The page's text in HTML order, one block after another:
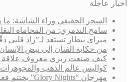
أخبار عاجلة
السحر الحقيقي وراء الشاشة: ما
سامح التدمري: من المحاماة
ميراي بيطار تستعد لـ”زاد
من حكاية الفنان إلى نبض
كيف صنعت زيزي معروف علاقة
كواليس عالم الذهب
مهرجان “Glory Nights” يختتم فعالياته بنجاح باهر في كنكوك – المكسيك